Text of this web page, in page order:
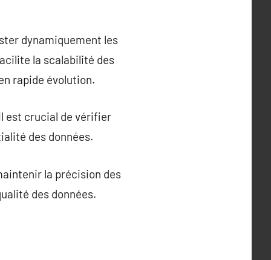
dynamiquement les
la scalabilité des
rapide évolution.
est crucial de vérifier
des données.
la précision des
des données.